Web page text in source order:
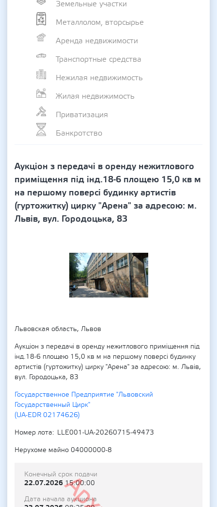
Земельные участки
Металлолом, вторсырье
Аренда недвижимости
Транспортные средства
Нежилая недвижимость
Жилая недвижимость
Приватизация
Банкротство
Аукціон з передачі в оренду нежитлового
приміщення під інд.18-6 площею 15,0 кв м
на першому поверсі будинку артистів
(гуртожитку) цирку "Арена" за адресою: м.
Львів, вул. Городоцька, 83
Львовская область, Львов
Аукціон з передачі в оренду нежитлового приміщення під
інд.18-6 площею 15,0 кв м на першому поверсі будинку
артистів (гуртожитку) цирку "Арена" за адресою: м. Львів,
вул. Городоцька, 83
Государственное Предприятие "Львовский
Государственный Цирк"
(UA-EDR 02174626)
Номер лота
LLE001-UA-20260715-49473
Нерухоме майно 04000000-8
Конечный срок подачи
22.07.202615:00:00
Дата начала аукциона